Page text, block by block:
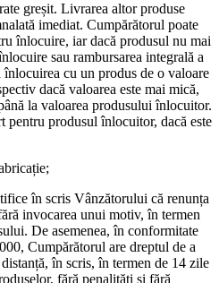
greșit. Livrarea altor produse
imediat. Cumpărătorul poate
înlocuire, iar dacă produsul nu mai
sau rambursarea integrală a
cu un produs de o valoare
dacă valoarea este mai mică,
la valoarea produsului înlocuitor.
pentru produsul înlocuitor, dacă este
în scris Vânzătorului că renunța
invocarea unui motiv, în termen
De asemenea, în conformitate
Cumpărătorul are dreptul de a
în scris, în termen de 14 zile
fără penalități și fără